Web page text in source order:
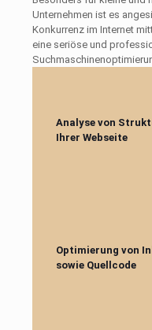
Unternehmen ist es
Konkurrenz im Internet
eine seriöse und
Analyse von
Ihrer Webseite
Optimierung von
sowie Quellcode